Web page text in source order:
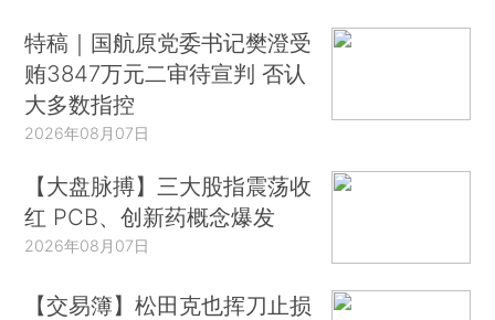
特稿｜国航原党委书记樊澄受
贿3847万元二审待宣判 否认
大多数指控
2026年08月07日
【大盘脉搏】三大股指震荡收
红 PCB、创新药概念爆发
2026年08月07日
【交易簿】松田克也挥刀止损